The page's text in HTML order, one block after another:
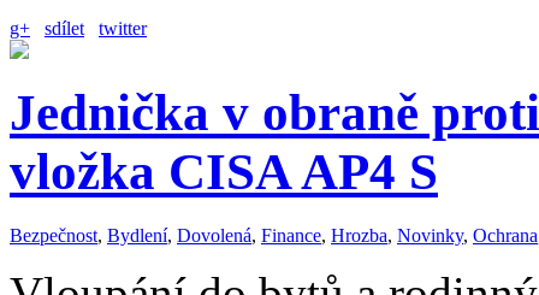
g+ sdílet twitter
Jednička v obraně
vložka CISA AP4 S
Bezpečnost, Bydlení, Dovolená, Finance, Hrozba, Novinky, Ochrana